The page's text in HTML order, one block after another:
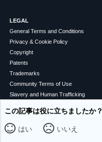
この記事は役に立ちましたか？
はい いいえ
LEGAL
General Terms and Conditions
Privacy & Cookie Policy
Copyright
Patents
Trademarks
Community Terms of Use
Slavery and Human Trafficking
Statement
Accessibility